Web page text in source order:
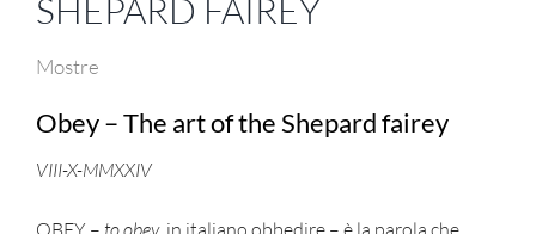
SHEPARD FAIREY
Mostre
Obey – The art of the Shepard fairey
VIII-X-MMXXIV
OBEY – to obey, in italiano obbedire – è la parola che